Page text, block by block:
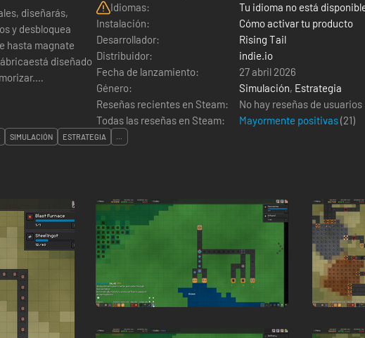
diseñarás,
y desbloquea
hasta magnate
diseñado
Idiomas:
Tu idioma no está
Instalación:
Cómo activar tu producto
Desarrollador:
Rising Tail
Distribuidor:
indie.io
Fecha de lanzamiento:
27 abril 2026
Género:
Simulación, Estrategia
Reseñas recientes en Steam:
No hay reseñas de usuarios
Todas las reseñas en Steam:
Mayormente positivas(21)
SIMULACIÓN ESTRATEGIA ...